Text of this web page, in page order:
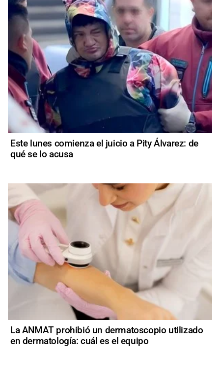
Este lunes comienza el juicio a Pity Álvarez: de
qué se lo acusa
La ANMAT prohibió un dermatoscopio utilizado
en dermatología: cuál es el equipo